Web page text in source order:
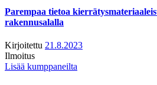
Parempaa tietoa
rakennusalalla
Kirjoitettu 21.8.2023
Ilmoitus
Lisää kumppaneilta